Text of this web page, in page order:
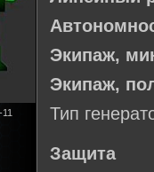
Экипаж,
Экипаж,
Тип
Защита